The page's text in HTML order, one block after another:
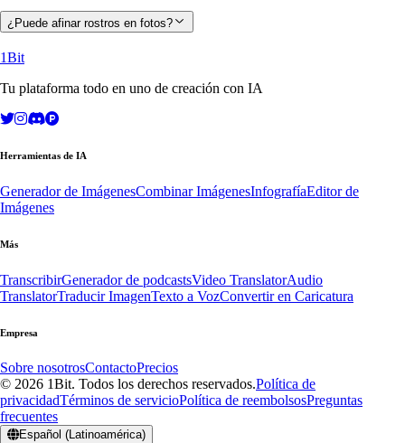
¿Puede afinar rostros en fotos?
1Bit
Tu plataforma todo en uno de creación con IA
Herramientas de IA
Generador de ImágenesCombinar ImágenesInfografíaEditor de
Imágenes
Más
TranscribirGenerador de podcastsVideo TranslatorAudio
TranslatorTraducir ImagenTexto a VozConvertir en Caricatura
Empresa
Sobre nosotrosContactoPrecios
© 2026 1Bit. Todos los derechos reservados.Política de
privacidadTérminos de servicioPolítica de reembolsosPreguntas
frecuentes
Español (Latinoamérica)